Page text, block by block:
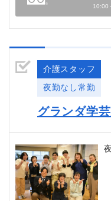
10:00
介護スタッフ
夜勤なし常勤
グランダ学